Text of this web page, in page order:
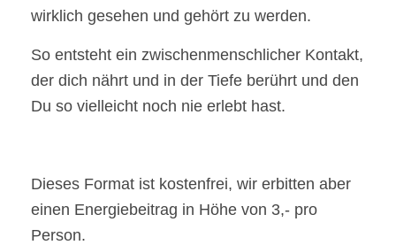
wirklich gesehen und gehört zu werden.
So entsteht ein zwischenmenschlicher Kontakt,
der dich nährt und in der Tiefe berührt und den
Du so vielleicht noch nie erlebt hast.
Dieses Format ist kostenfrei, wir erbitten aber
einen Energiebeitrag in Höhe von 3,- pro
Person.